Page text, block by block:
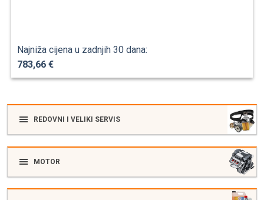
Najniža cijena u zadnjih 30 dana:
783,66 €
REDOVNI I VELIKI SERVIS
MOTOR